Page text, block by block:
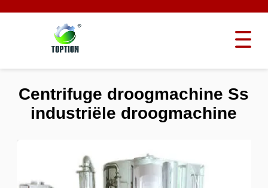
Centrifuge droogmachine Ss
industriële droogmachine